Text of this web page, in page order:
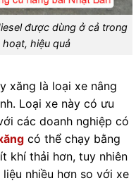
được dùng ở cả trong
hiệu quả
xăng là loại xe nâng
Loại xe này có ưu
các doanh nghiệp có
có thể chạy bằng
khí thải hơn, tuy nhiên
nhiều hơn so với xe